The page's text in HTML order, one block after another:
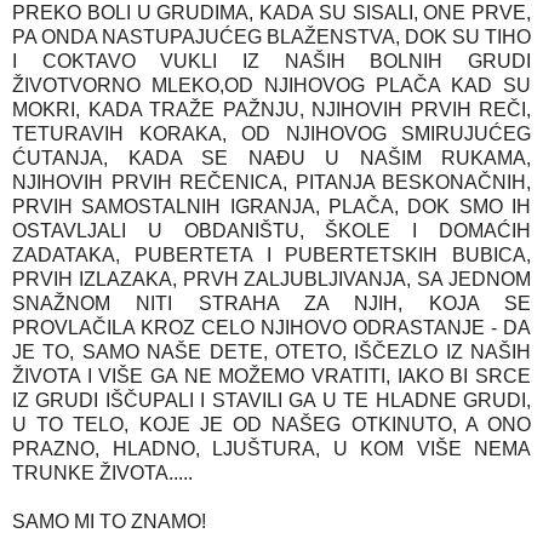
PREKO BOLI U GRUDIMA, KADA SU SISALI, ONE PRVE,
PA ONDA NASTUPAJUĆEG BLAŽENSTVA, DOK SU TIHO
I COKTAVO VUKLI IZ NAŠIH BOLNIH GRUDI
ŽIVOTVORNO MLEKO,OD NJIHOVOG PLAČA KAD SU
MOKRI, KADA TRAŽE PAŽNJU, NJIHOVIH PRVIH REČI,
TETURAVIH KORAKA, OD NJIHOVOG SMIRUJUĆEG
ĆUTANJA, KADA SE NAĐU U NAŠIM RUKAMA,
NJIHOVIH PRVIH REČENICA, PITANJA BESKONAČNIH,
PRVIH SAMOSTALNIH IGRANJA, PLAČA, DOK SMO IH
OSTAVLJALI U OBDANIŠTU, ŠKOLE I DOMAĆIH
ZADATAKA, PUBERTETA I PUBERTETSKIH BUBICA,
PRVIH IZLAZAKA, PRVH ZALJUBLJIVANJA, SA JEDNOM
SNAŽNOM NITI STRAHA ZA NJIH, KOJA SE
PROVLAČILA KROZ CELO NJIHOVO ODRASTANJE - DA
JE TO, SAMO NAŠE DETE, OTETO, IŠČEZLO IZ NAŠIH
ŽIVOTA I VIŠE GA NE MOŽEMO VRATITI, IAKO BI SRCE
IZ GRUDI IŠČUPALI I STAVILI GA U TE HLADNE GRUDI,
U TO TELO, KOJE JE OD NAŠEG OTKINUTO, A ONO
PRAZNO, HLADNO, LJUŠTURA, U KOM VIŠE NEMA
TRUNKE ŽIVOTA.....
SAMO MI TO ZNAMO!